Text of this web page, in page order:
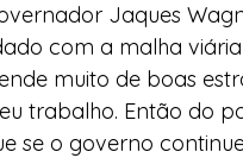
Jaques
com a malha
muito de boas
trabalho. Então do
se o governo